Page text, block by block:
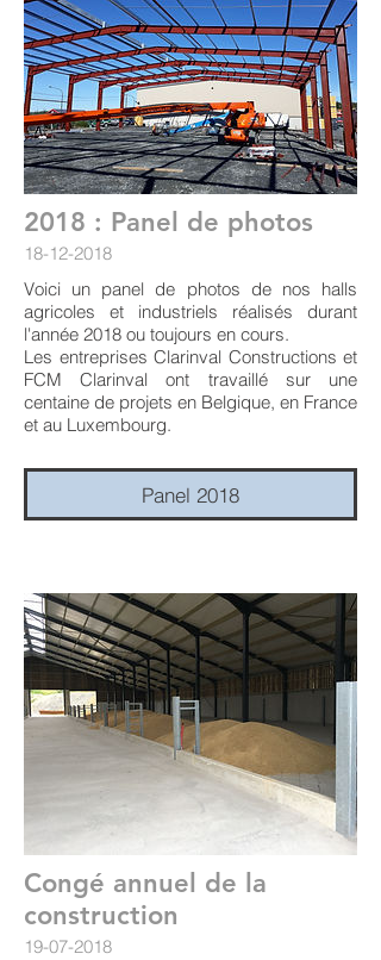
2018 : Panel de photos
18-12-2018
Voici un panel de photos de nos halls
agricoles et industriels réalisés durant
l'année 2018 ou toujours en cours.
Les entreprises Clarinval Constructions et
FCM Clarinval ont travaillé sur une
centaine de projets en Belgique, en France
et au Luxembourg.
Panel 2018
Congé annuel de la
construction
19-07-2018